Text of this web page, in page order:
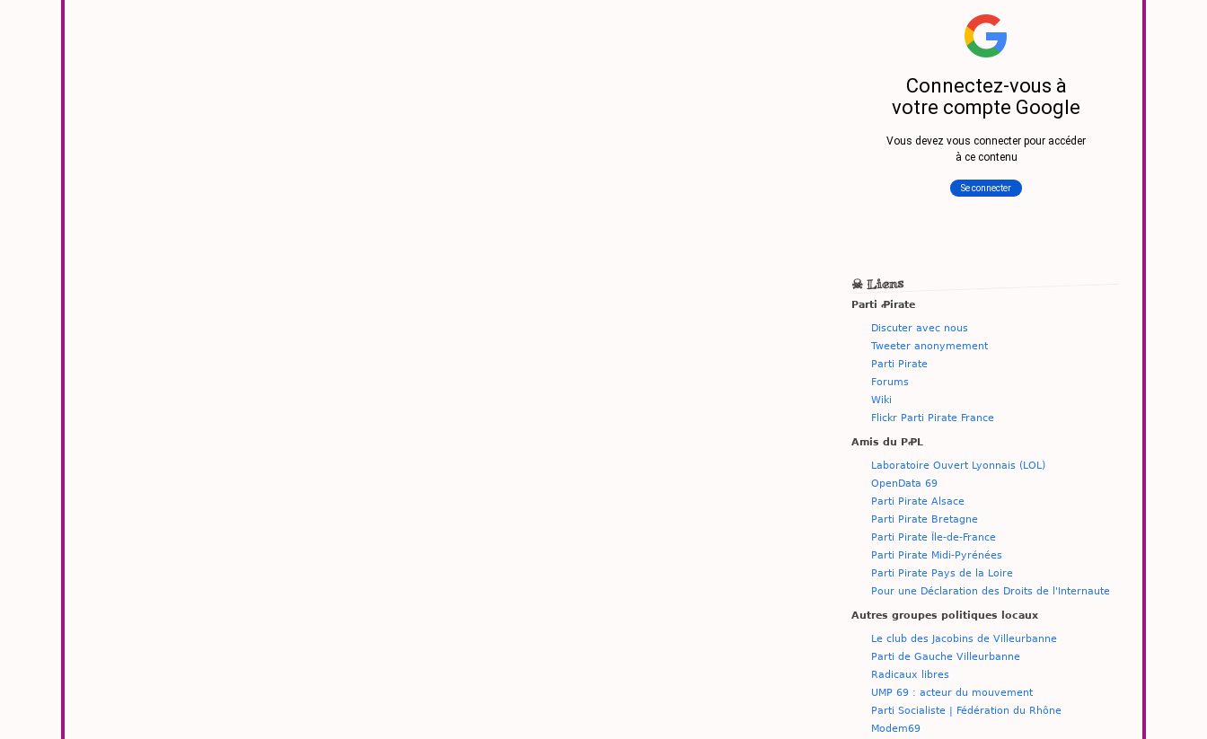
☠ Liens
Parti Ꝓirate
Discuter avec nous
Tweeter anonymement
Parti Pirate
Forums
Wiki
Flickr Parti Pirate France
Amis du PꝒL
Laboratoire Ouvert Lyonnais (LOL)
OpenData 69
Parti Pirate Alsace
Parti Pirate Bretagne
Parti Pirate Île-de-France
Parti Pirate Midi-Pyrénées
Parti Pirate Pays de la Loire
Pour une Déclaration des Droits de l'Internaute
Autres groupes politiques locaux
Le club des Jacobins de Villeurbanne
Parti de Gauche Villeurbanne
Radicaux libres
UMP 69 : acteur du mouvement
Parti Socialiste | Fédération du Rhône
Modem69